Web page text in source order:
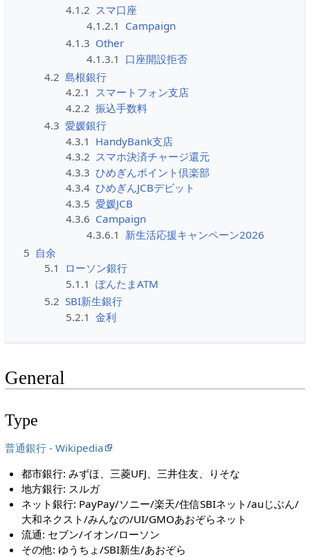
4.1.2 スマ口座
4.1.2.1 Campaign
4.1.3 Other
4.1.3.1 口座開設拒否
4.2 島根銀行
4.2.1 スマートフォン支店
4.2.2 振込手数料
4.3 愛媛銀行
4.3.1 HandyBank支店
4.3.2 スマホ決済チャージ還元
4.3.3 ひめぎんポイント倶楽部
4.3.4 ひめぎんJCBデビット
4.3.5 愛媛JCB
4.3.6 Campaign
4.3.6.1 新生活応援キャンペーン2026
5 自余
5.1
ローソン銀行
5.1.1 ぽんたまATM
5.2 SBI新生銀行
5.2.1 金利
General
Type
普通銀行 - Wikipedia
都市銀行: みずほ、三菱UFJ、三井住友、りそな
地方銀行: スルガ
ネット銀行: PayPay/ソニー/楽天/住信SBIネット/auじぶん/
大和ネクスト/みんなの/UI/GMOあおぞらネット
流通: セブン/イオン/ローソン
その他: ゆうちょ/SBI新生/あおぞら